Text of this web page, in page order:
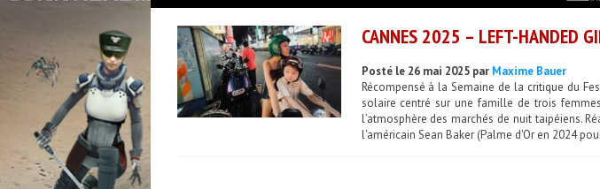
CANNES 2025 – LEFT-HANDED
Posté le 26 mai 2025 par Maxime Bauer
Récompensé à la Semaine de la critique du
solaire centré sur une famille de trois
l’atmosphère des marchés de nuit taipéiens.
l'américain Sean Baker (Palme d'Or en 2024